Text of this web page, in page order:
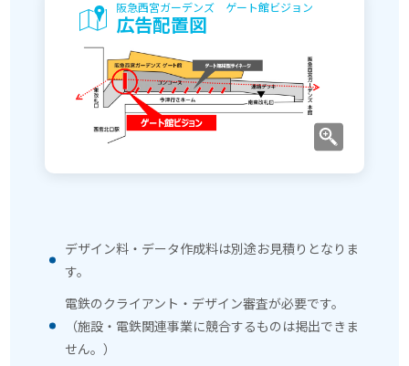
阪急西宮ガーデンズ ゲート館ビジョン
広告配置図
デザイン料・データ作成料は別途お見積りとなりま
す。
電鉄のクライアント・デザイン審査が必要です。
（施設・電鉄関連事業に競合するものは掲出できま
せん。）